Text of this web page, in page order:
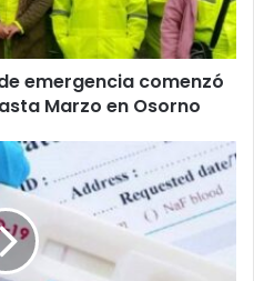
emergencia comenzó
Marzo en Osorno